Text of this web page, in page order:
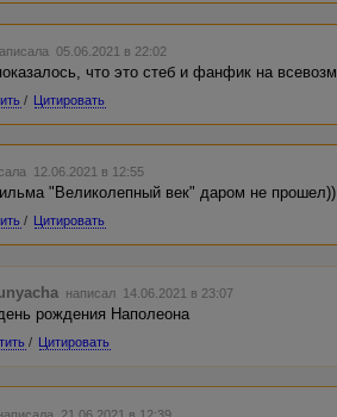
05.06.2021 в 22:02
что это стеб и фанфик на
/ Цитировать
12.06.2021 в 12:55
"Великолепный век" даром не прошел))
/ Цитировать
написал 14.06.2021 в 23:07
рождения Наполеона
/ Цитировать